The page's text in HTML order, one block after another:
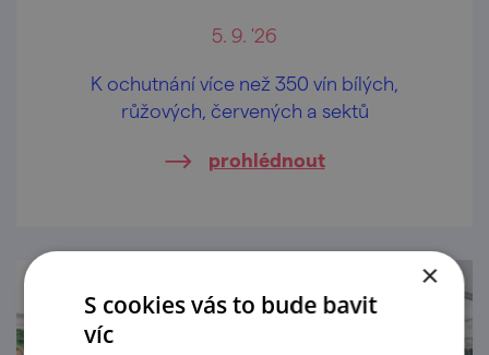
5. 9. '26
K ochutnání více než 350 vín bílých,
růžových, červených a sektů
prohlédnout
×
S cookies vás to bude bavit
víc